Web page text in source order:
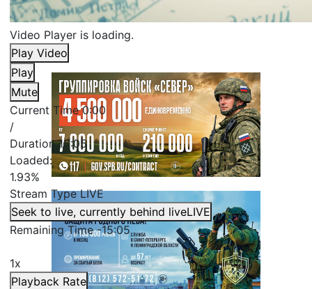
Video Player is loading.
Play Video
Play
Mute
Current Time0:00
/
Duration15:05
Loaded:
1.93%
Stream TypeLIVE
Seek to live, currently behind liveLIVE
Remaining Time-15:05
1x
Playback Rate